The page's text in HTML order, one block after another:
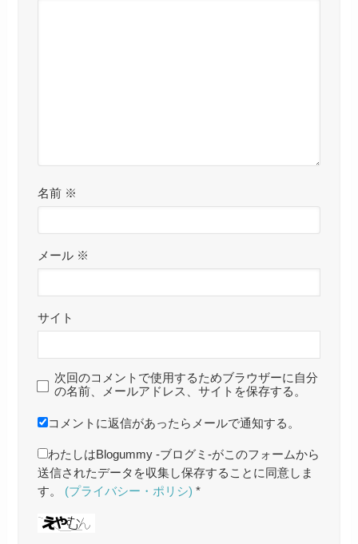
名前 ※
メール ※
サイト
次回のコメントで使用するためブラウザーに自分
の名前、メールアドレス、サイトを保存する。
コメントに返信があったらメールで通知する。
わたしはBlogummy -ブログミ-がこのフォームから
送信されたデータを収集し保存することに同意しま
す。 (プライバシー・ポリシ) *